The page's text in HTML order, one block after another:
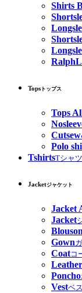
Shirts
Tops トップス
Tops
Polo
TshirtsTシャツ
Jacketジャケット
Jacket
Jacket
Blouson
Gown
Coatコ
Poncho
Vestベ